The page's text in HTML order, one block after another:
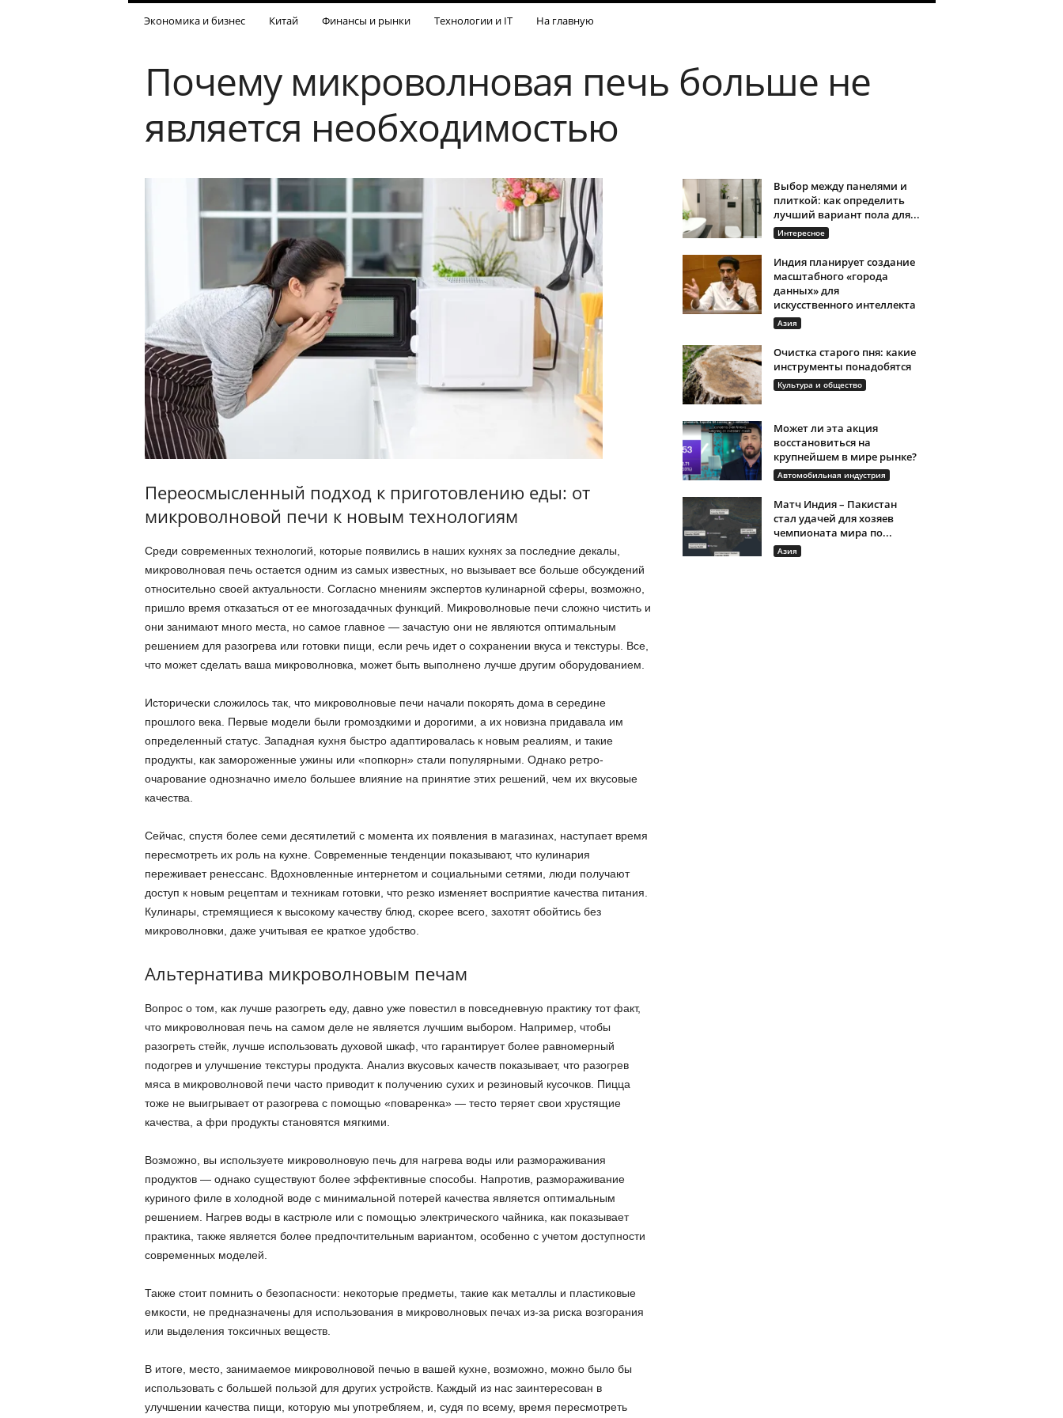
Экономика и бизнес Китай Финансы и рынки Технологии и IT На главную
Почему микроволновая печь больше не
является необходимостью
Переосмысленный подход к приготовлению еды: от
микроволновой печи к новым технологиям
Среди современных технологий, которые появились в наших кухнях за последние декалы,
микроволновая печь остается одним из самых известных, но вызывает все больше обсуждений
относительно своей актуальности. Согласно мнениям экспертов кулинарной сферы, возможно,
пришло время отказаться от ее многозадачных функций. Микроволновые печи сложно чистить и
они занимают много места, но самое главное — зачастую они не являются оптимальным
решением для разогрева или готовки пищи, если речь идет о сохранении вкуса и текстуры. Все,
что может сделать ваша микроволновка, может быть выполнено лучше другим оборудованием.
Исторически сложилось так, что микроволновые печи начали покорять дома в середине
прошлого века. Первые модели были громоздкими и дорогими, а их новизна придавала им
определенный статус. Западная кухня быстро адаптировалась к новым реалиям, и такие
продукты, как замороженные ужины или «попкорн» стали популярными. Однако ретро-
очарование однозначно имело большее влияние на принятие этих решений, чем их вкусовые
качества.
Сейчас, спустя более семи десятилетий с момента их появления в магазинах, наступает время
пересмотреть их роль на кухне. Современные тенденции показывают, что кулинария
переживает ренессанс. Вдохновленные интернетом и социальными сетями, люди получают
доступ к новым рецептам и техникам готовки, что резко изменяет восприятие качества питания.
Кулинары, стремящиеся к высокому качеству блюд, скорее всего, захотят обойтись без
микроволновки, даже учитывая ее краткое удобство.
Альтернатива микроволновым печам
Вопрос о том, как лучше разогреть еду, давно уже повестил в повседневную практику тот факт,
что микроволновая печь на самом деле не является лучшим выбором. Например, чтобы
разогреть стейк, лучше использовать духовой шкаф, что гарантирует более равномерный
подогрев и улучшение текстуры продукта. Анализ вкусовых качеств показывает, что разогрев
мяса в микроволновой печи часто приводит к получению сухих и резиновый кусочков. Пицца
тоже не выигрывает от разогрева с помощью «поваренка» — тесто теряет свои хрустящие
качества, а фри продукты становятся мягкими.
Возможно, вы используете микроволновую печь для нагрева воды или размораживания
продуктов — однако существуют более эффективные способы. Напротив, размораживание
куриного филе в холодной воде с минимальной потерей качества является оптимальным
решением. Нагрев воды в кастрюле или с помощью электрического чайника, как показывает
практика, также является более предпочтительным вариантом, особенно с учетом доступности
современных моделей.
Также стоит помнить о безопасности: некоторые предметы, такие как металлы и пластиковые
емкости, не предназначены для использования в микроволновых печах из-за риска возгорания
или выделения токсичных веществ.
В итоге, место, занимаемое микроволновой печью в вашей кухне, возможно, можно было бы
использовать с большей пользой для других устройств. Каждый из нас заинтересован в
улучшении качества пищи, которую мы употребляем, и, судя по всему, время пересмотреть
Выбор между панелями и
плиткой: как определить
лучший вариант пола для...
Интересное
Индия планирует создание
масштабного «города
данных» для
искусственного интеллекта
Азия
Очистка старого пня: какие
инструменты понадобятся
Культура и общество
Может ли эта акция
восстановиться на
крупнейшем в мире рынке?
Автомобильная индустрия
Матч Индия – Пакистан
стал удачей для хозяев
чемпионата мира по...
Азия